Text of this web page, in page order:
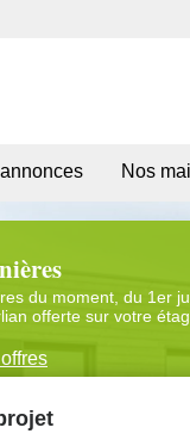
Nos
du moment, du 1er
offerte sur votre